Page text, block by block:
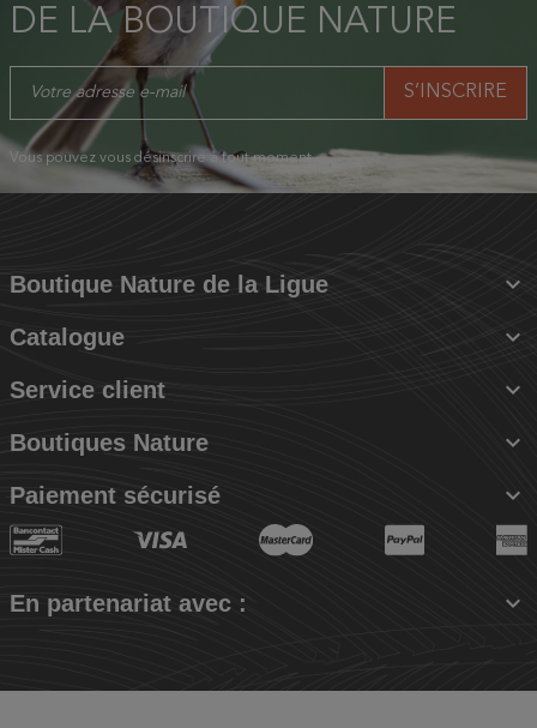
DE LA BOUTIQUE NATURE
Vous pouvez vous désinscrire à tout moment.
Boutique Nature de la Ligue 
Catalogue 
Service client 
Boutiques Nature 
Paiement sécurisé 
En partenariat avec : 